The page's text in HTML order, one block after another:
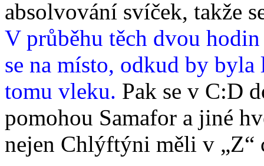
absolvování svíček, takže
V průběhu těch dvou
se na místo, odkud by
tomu vleku. Pak se v C:D
pomohou Samafor a jiné
nejen Chlýftýni měli v „Z“